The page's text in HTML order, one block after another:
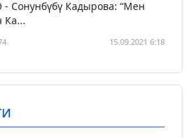
Сонунбүбү Кадырова: “Мен
Ка...
15.09.2021 6:18